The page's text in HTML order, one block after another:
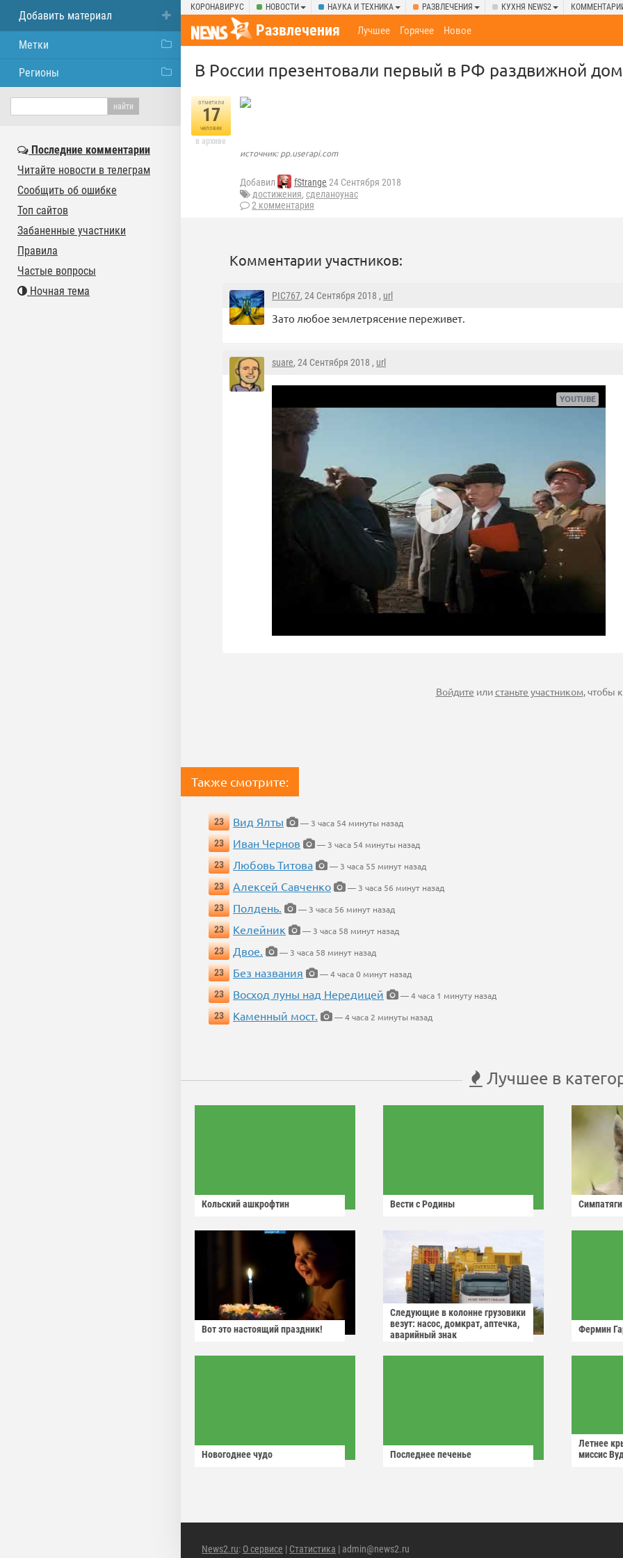
КОРОНАВИРУС НОВОСТИ НАУКА И ТЕХНИКА РАЗВЛЕЧЕНИЯ КУХНЯ NEWS2
Развлечения Лучшее Горячее Новое
В России презентовали первый в РФ раздвижной дом
отметили
17
человек
в архиве
источник: pp.userapi.com
Добавил fStrange 24 Сентября 2018
достижения, сделаноунас
2 комментария
Комментарии участников:
PIC767, 24 Сентября 2018 , url
Зато любое землетрясение переживет.
suare, 24 Сентября 2018 , url
Войдите илистаньте участником, чтобы
Также смотрите:
23 Вид Ялты
— 3 часа 54 минуты назад
23
Иван Чернов
— 3 часа 54 минуты назад
23
Любовь Титова
— 3 часа 55 минут назад
23
Алексей Савченко
— 3 часа 56 минут назад
23
Полдень.
— 3 часа 56 минут назад
23
Келейник
— 3 часа 58 минут назад
23
Двое.
— 3 часа 58 минут назад
23
Без названия
— 4 часа 0 минут назад
23
Восход луны над Нередицей
— 4 часа 1 минуту назад
23
Каменный мост. — 4 часа 2 минуты назад
Лучшее в
Кольский ашкрофтин Вести с Родины Симпатяги
Вот это настоящий праздник!
Следующие в колонне грузовики
везут: насос, домкрат, аптечка,
аварийный знак
Фермин
Новогоднее чудо Последнее печенье
Летнее
миссис
News2.ru: О сервисе | Статистика | admin@news2.ru
Добавить материал
Метки
Регионы
Последние комментарии
Читайте новости в телеграм
Сообщить об ошибке
Топ сайтов
Забаненные участники
Правила
Частые вопросы
Ночная тема